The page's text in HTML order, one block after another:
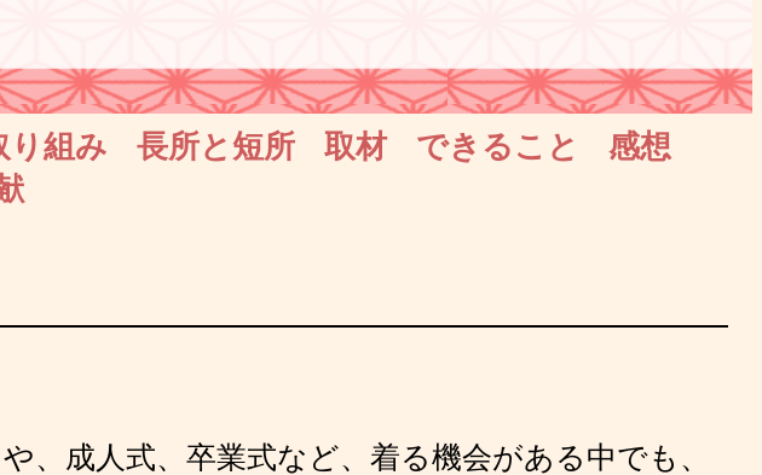
り組み 長所と短所 取材 できること
感想
、成人式、卒業式など、着る機会がある中でも、